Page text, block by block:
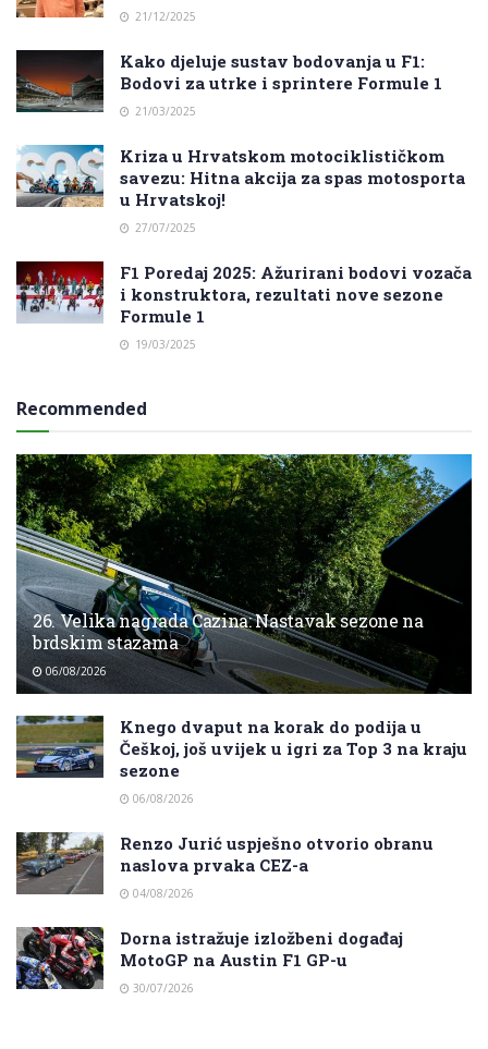
21/12/2025
Kako djeluje sustav bodovanja u F1:
Bodovi za utrke i sprintere Formule 1
21/03/2025
Kriza u Hrvatskom motociklističkom
savezu: Hitna akcija za spas motosporta
u Hrvatskoj!
27/07/2025
F1 Poredaj 2025: Ažurirani bodovi vozača
i konstruktora, rezultati nove sezone
Formule 1
19/03/2025
Recommended
26. Velika nagrada Cazina: Nastavak sezone na
brdskim stazama
06/08/2026
Knego dvaput na korak do podija u
Češkoj, još uvijek u igri za Top 3 na kraju
sezone
06/08/2026
Renzo Jurić uspješno otvorio obranu
naslova prvaka CEZ-a
04/08/2026
Dorna istražuje izložbeni događaj
MotoGP na Austin F1 GP-u
30/07/2026